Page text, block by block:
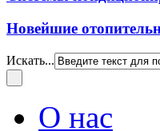
Новейшие
Искать...
О нас